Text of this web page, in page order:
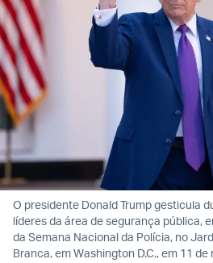
O presidente Donald Trump gesticula
líderes da área de segurança pública,
da Semana Nacional da Polícia, no
Branca, em Washington D.C., em 11 de